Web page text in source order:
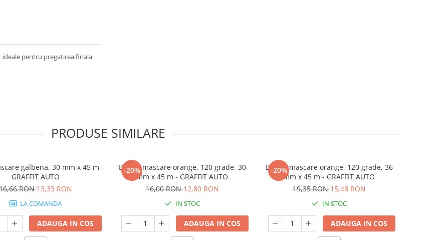
ideale pentru pregatirea finala
PRODUSE SIMILARE
galbena, 30 mm x 45 m -
GRAFFIT AUTO
RON13,33 RON
LA COMANDA
ADAUGA IN COS
-20%
Banda mascare orange, 120 grade, 30
mm x 45 m - GRAFFIT AUTO
16,00 RON12,80 RON
IN STOC
ADAUGA IN COS
-20%
Banda mascare orange, 120 grade, 36
mm x 45 m - GRAFFIT AUTO
19,35 RON15,48 RON
IN STOC
ADAUGA IN COS